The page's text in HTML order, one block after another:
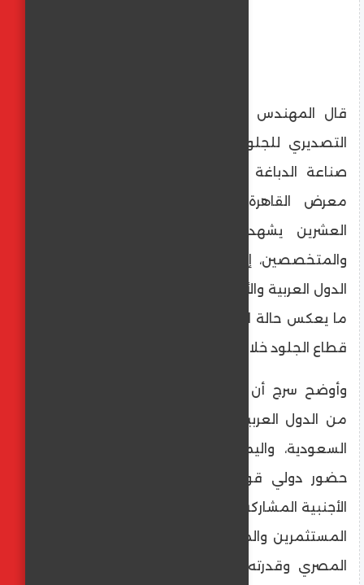
قال المهندس محمود سرج، رئيس المجلس
التصديري للجلود وعضو مجلس إدارة غرفة
صناعة الدباغة باتحاد الصناعات المصرية، إن
معرض القاهرة الدولي للجلود في دورته
العشرين يشهد إقبالًا كثيفًا من العملاء
والمتخصصين، إلى جانب مشاركة واسعة من
الدول العربية والأجنبية مقارنة بالدورات السابقة،
ما يعكس حالة التعافي والنشاط التي يشهدها
قطاع الجلود خلال الفترة الحالية.
وأوضح سرج أن المعرض يشهد مشاركة عدد
من الدول العربية، من بينها المملكة العربية
السعودية، واليمن، وليبيا، والأردن، إلى جانب
حضور دولي قوي، حيث تجاوز عدد الشركات
المستثمرين والمستوردين في المنتج الجلدي
المصري وقدرته على المنافسة في الأسواق